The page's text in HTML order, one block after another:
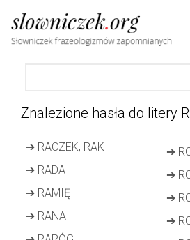
Znalezione hasła do litery R:
➔ RACZEK, RAK
➔ RADA
➔ RAMIĘ
➔ RANA
➔
➔
➔
➔